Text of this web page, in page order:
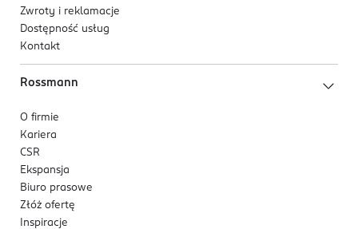
Zwroty i reklamacje
Dostępność usług
Kontakt
Rossmann
O firmie
Kariera
CSR
Ekspansja
Biuro prasowe
Złóż ofertę
Inspiracje